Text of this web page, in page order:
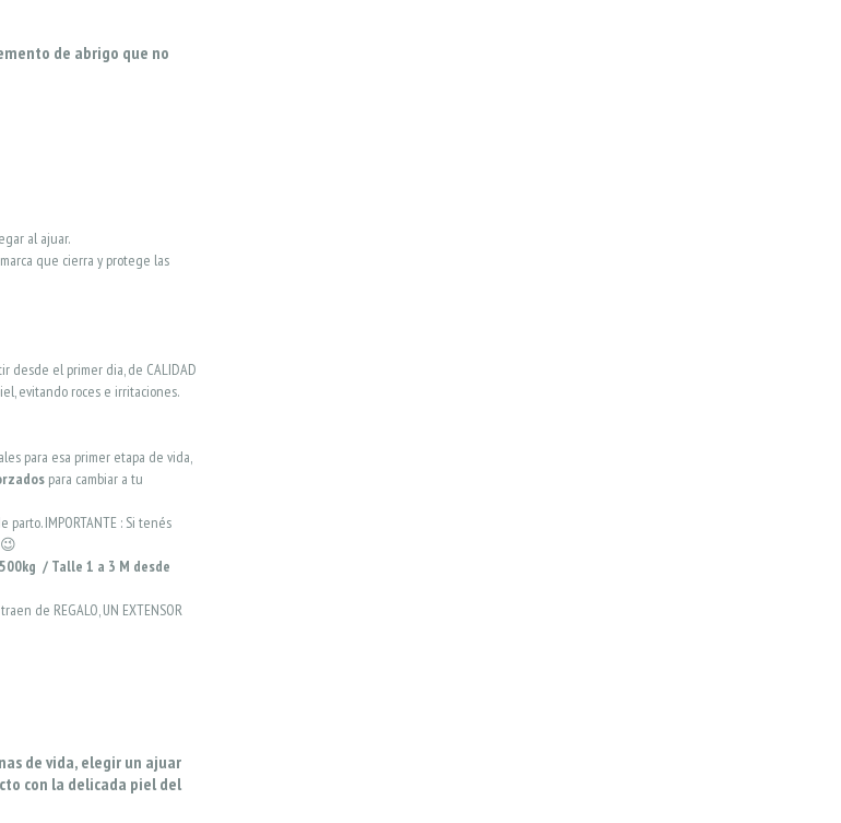
de abrigo que no
al ajuar.
que cierra y protege las
desde el primer dia, de CALIDAD
evitando roces e irritaciones.
para esa primer etapa de vida,
para cambiar a tu
IMPORTANTE : Si tenés
hay mucha diferencia😉
/ Talle 1 a 3 M desde
de REGALO, UN EXTENSOR
de vida, elegir un ajuar
con la delicada piel del